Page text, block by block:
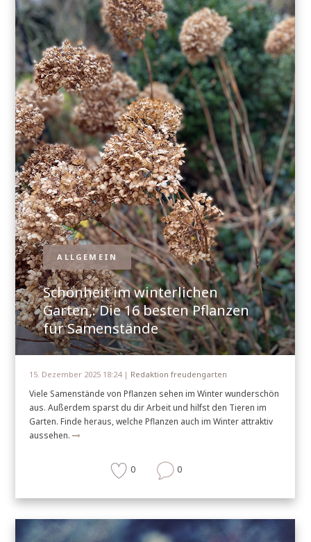
ALLGEMEIN
Schönheit im winterlichen
Garten,: Die 16 besten Pflanzen
für Samenstände
15. Dezember 2025 18:24 | Redaktion freudengarten
Viele Samenstände von Pflanzen sehen im Winter wunderschön
aus. Außerdem sparst du dir Arbeit und hilfst den Tieren im
Garten. Finde heraus, welche Pflanzen auch im Winter attraktiv
aussehen.
0 0